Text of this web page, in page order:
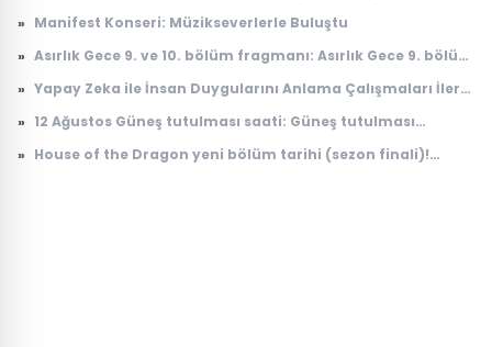
» Manifest Konseri: Müzikseverlerle Buluştu
» Asırlık Gece 9. ve 10. bölüm fragmanı: Asırlık Gece 9. bölüm
» Yapay Zeka ile İnsan Duygularını Anlama Çalışmaları İleri
» 12 Ağustos Güneş tutulması saati: Güneş tutulması
» House of the Dragon yeni bölüm tarihi (sezon finali)!